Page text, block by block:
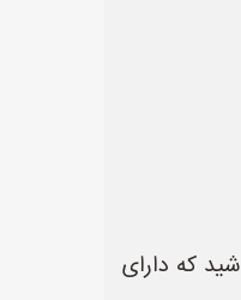
که دارای